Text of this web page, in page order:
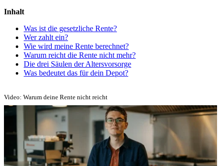
Inhalt
Was ist die gesetzliche Rente?
Wer zahlt ein?
Wie wird meine Rente berechnet?
Warum reicht die Rente nicht mehr?
Die drei Säulen der Altersvorsorge
Was bedeutet das für dein Depot?
Video: Warum deine Rente nicht reicht